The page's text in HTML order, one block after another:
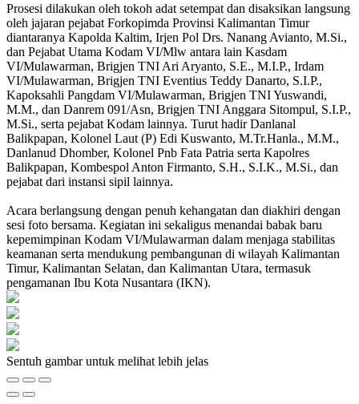
Prosesi dilakukan oleh tokoh adat setempat dan disaksikan langsung
oleh jajaran pejabat Forkopimda Provinsi Kalimantan Timur
diantaranya Kapolda Kaltim, Irjen Pol Drs. Nanang Avianto, M.Si.,
dan Pejabat Utama Kodam VI/Mlw antara lain Kasdam
VI/Mulawarman, Brigjen TNI Ari Aryanto, S.E., M.I.P., Irdam
VI/Mulawarman, Brigjen TNI Eventius Teddy Danarto, S.I.P.,
Kapoksahli Pangdam VI/Mulawarman, Brigjen TNI Yuswandi,
M.M., dan Danrem 091/Asn, Brigjen TNI Anggara Sitompul, S.I.P.,
M.Si., serta pejabat Kodam lainnya. Turut hadir Danlanal
Balikpapan, Kolonel Laut (P) Edi Kuswanto, M.Tr.Hanla., M.M.,
Danlanud Dhomber, Kolonel Pnb Fata Patria serta Kapolres
Balikpapan, Kombespol Anton Firmanto, S.H., S.I.K., M.Si., dan
pejabat dari instansi sipil lainnya.
Acara berlangsung dengan penuh kehangatan dan diakhiri dengan
sesi foto bersama. Kegiatan ini sekaligus menandai babak baru
kepemimpinan Kodam VI/Mulawarman dalam menjaga stabilitas
keamanan serta mendukung pembangunan di wilayah Kalimantan
Timur, Kalimantan Selatan, dan Kalimantan Utara, termasuk
pengamanan Ibu Kota Nusantara (IKN).
Sentuh gambar untuk melihat lebih jelas